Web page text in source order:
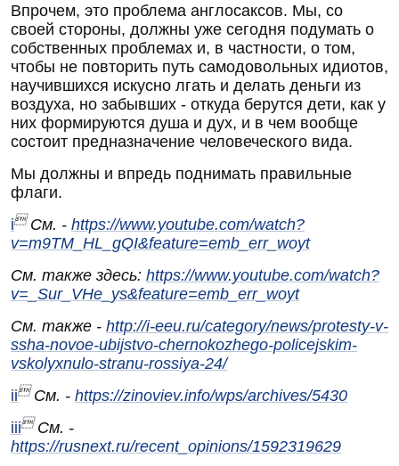
Впрочем, это проблема англосаксов. Мы, со
своей стороны, должны уже сегодня подумать о
собственных проблемах и, в частности, о том,
чтобы не повторить путь самодовольных идиотов,
научившихся искусно лгать и делать деньги из
воздуха, но забывших - откуда берутся дети, как у
них формируются душа и дух, и в чем вообще
состоит предназначение человеческого вида.
Мы должны и впредь поднимать правильные
флаги.
iСм. - https://www.youtube.com/watch?
v=m9TM_HL_gQI&feature=emb_err_woyt
См. также здесь: https://www.youtube.com/watch?
v=_Sur_VHe_ys&feature=emb_err_woyt
См. также - http://i-eeu.ru/category/news/protesty-v-
ssha-novoe-ubijstvo-chernokozhego-policejskim-
vskolyxnulo-stranu-rossiya-24/
iiСм. - https://zinoviev.info/wps/archives/5430
iiiСм. -
https://rusnext.ru/recent_opinions/1592319629